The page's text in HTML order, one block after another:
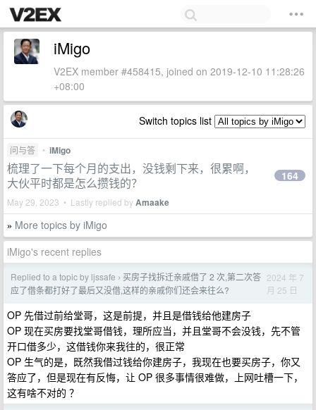
iMigo
V2EX member #458415, joined on 2019-12-10 11:28:26
+08:00
Switch topics list
问与答 • iMigo
梳理了一下每个月的支出，没钱剩下来，很累啊，
大伙平时都是怎么攒钱的？
May 29, 2023 • Lastly replied byAmaake
164
» More topics by iMigo
iMigo's recent replies
Replied to a topic by ljssafe › 买房子找拆迁亲戚借了 2 次,第二次答
应了借条都打好了最后又没借,这样的亲戚你们还会来往么?
2024 年 7
月 25 日
OP 先借过前给堂哥，这是前提，并且是借钱给他建房子
OP 现在买房要找堂哥借钱，理所应当，并且堂哥不会没钱，先不管
开口借多少，这借钱你来我往的，很正常
OP 生气的是，既然我借过钱给你建房子，我现在也要买房子，你又
答应了，但是现在有反悔，让 OP 很多事情很难做，上网吐槽一下，
这有啥不对的 ？